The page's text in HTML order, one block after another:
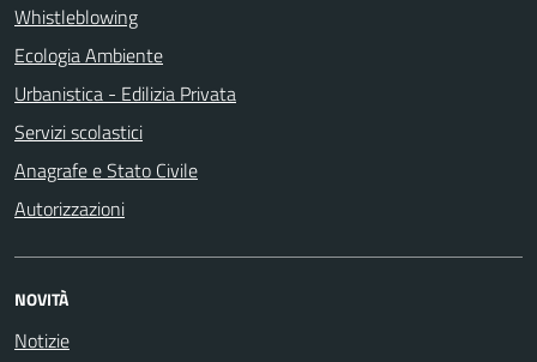
Whistleblowing
Ecologia Ambiente
Urbanistica - Edilizia Privata
Servizi scolastici
Anagrafe e Stato Civile
Autorizzazioni
NOVITÀ
Notizie